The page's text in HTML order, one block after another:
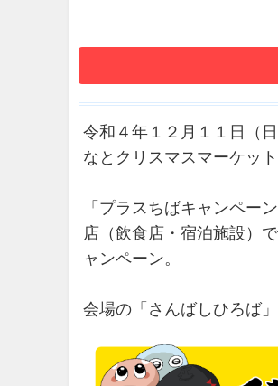
令和４年１２月１１日（
なとクリスマスマーケッ
「プラスちばキャンペー
店（飲食店・宿泊施設）
ャンペーン。
会場の「さんばしひろば